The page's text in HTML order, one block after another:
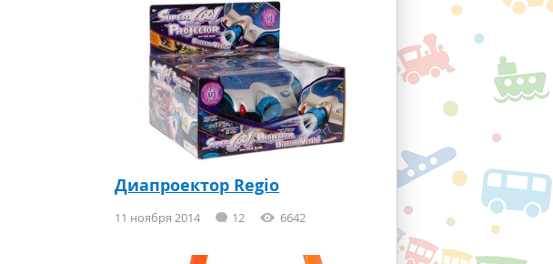
Диапроектор Regio
11 ноября 2014 12 6642